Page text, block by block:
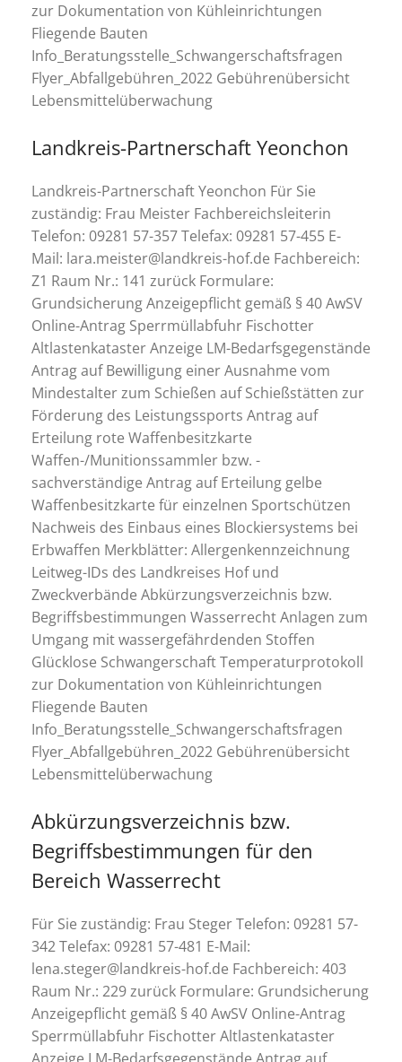
zur Dokumentation von Kühleinrichtungen
Fliegende Bauten
Info_Beratungsstelle_Schwangerschaftsfragen
Flyer_Abfallgebühren_2022 Gebührenübersicht
Lebensmittelüberwachung
Landkreis-Partnerschaft Yeonchon
Landkreis-Partnerschaft Yeonchon Für Sie
zuständig: Frau Meister Fachbereichsleiterin
Telefon: 09281 57-357 Telefax: 09281 57-455 E-
Mail: lara.meister@landkreis-hof.de Fachbereich:
Z1 Raum Nr.: 141 zurück Formulare:
Grundsicherung Anzeigepflicht gemäß § 40 AwSV
Online-Antrag Sperrmüllabfuhr Fischotter
Altlastenkataster Anzeige LM-Bedarfsgegenstände
Antrag auf Bewilligung einer Ausnahme vom
Mindestalter zum Schießen auf Schießstätten zur
Förderung des Leistungssports Antrag auf
Erteilung rote Waffenbesitzkarte
Waffen-/Munitionssammler bzw. -
sachverständige Antrag auf Erteilung gelbe
Waffenbesitzkarte für einzelnen Sportschützen
Nachweis des Einbaus eines Blockiersystems bei
Erbwaffen Merkblätter: Allergenkennzeichnung
Leitweg-IDs des Landkreises Hof und
Zweckverbände Abkürzungsverzeichnis bzw.
Begriffsbestimmungen Wasserrecht Anlagen zum
Umgang mit wassergefährdenden Stoffen
Glücklose Schwangerschaft Temperaturprotokoll
zur Dokumentation von Kühleinrichtungen
Fliegende Bauten
Info_Beratungsstelle_Schwangerschaftsfragen
Flyer_Abfallgebühren_2022 Gebührenübersicht
Lebensmittelüberwachung
Abkürzungsverzeichnis bzw.
Begriffsbestimmungen für den
Bereich Wasserrecht
Für Sie zuständig: Frau Steger Telefon: 09281 57-
342 Telefax: 09281 57-481 E-Mail:
lena.steger@landkreis-hof.de Fachbereich: 403
Raum Nr.: 229 zurück Formulare: Grundsicherung
Anzeigepflicht gemäß § 40 AwSV Online-Antrag
Sperrmüllabfuhr Fischotter Altlastenkataster